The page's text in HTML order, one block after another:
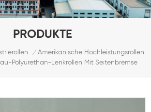
PRODUKTE
/ Amerikanische Hochleistungsrollen
Polyurethan-Lenkrollen Mit Seitenbremse